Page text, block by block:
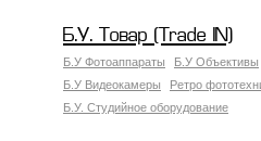
Б.У. Товар (Trade IN)
Б.У Фотоаппараты Б.У Объективы
Б.У Видеокамеры
Ретро
Б.У. Студийное оборудование